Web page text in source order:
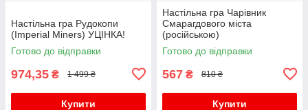
Настільна гра Рудокопи
(Imperial Miners) УЦІНКА!
Готово до відправки
974,35 ₴ 1 499 ₴
Купити
Настільна гра Чарівник
Смарагдового міста
(російською)
Готово до відправки
567 ₴ 810 ₴
Купити